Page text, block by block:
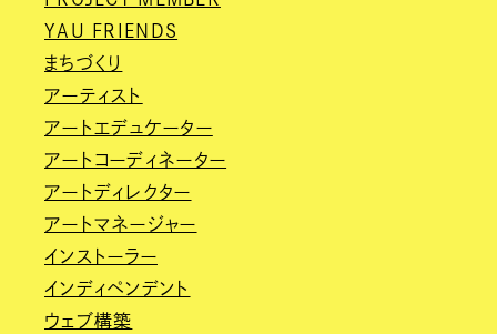
YAU FRIENDS
まちづくり
アーティスト
アートエデュケーター
アートコーディネーター
アートディレクター
アートマネージャー
インストーラー
インディペンデント
ウェブ構築